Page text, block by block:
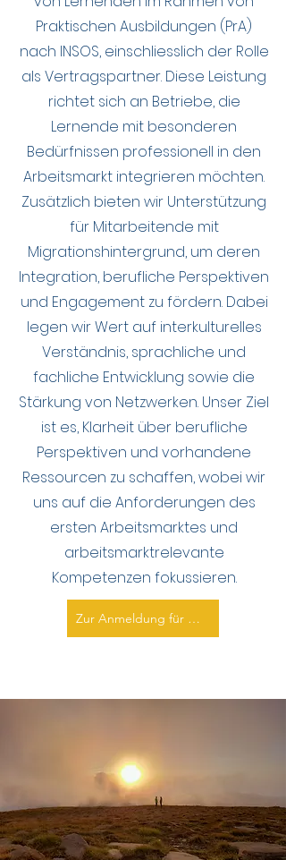
Praktischen Ausbildungen (PrA)
nach INSOS, einschliesslich der Rolle
als Vertragspartner. Diese Leistung
richtet sich an Betriebe, die
Lernende mit besonderen
Bedürfnissen professionell in den
Arbeitsmarkt integrieren möchten.
Zusätzlich bieten wir Unterstützung
für Mitarbeitende mit
Migrationshintergrund, um deren
Integration, berufliche Perspektiven
und Engagement zu fördern. Dabei
legen wir Wert auf interkulturelles
Verständnis, sprachliche und
fachliche Entwicklung sowie die
Stärkung von Netzwerken. Unser Ziel
ist es, Klarheit über berufliche
Perspektiven und vorhandene
Ressourcen zu schaffen, wobei wir
uns auf die Anforderungen des
ersten Arbeitsmarktes und
arbeitsmarktrelevante
Kompetenzen fokussieren.
Zur Anmeldung für Kostenträger